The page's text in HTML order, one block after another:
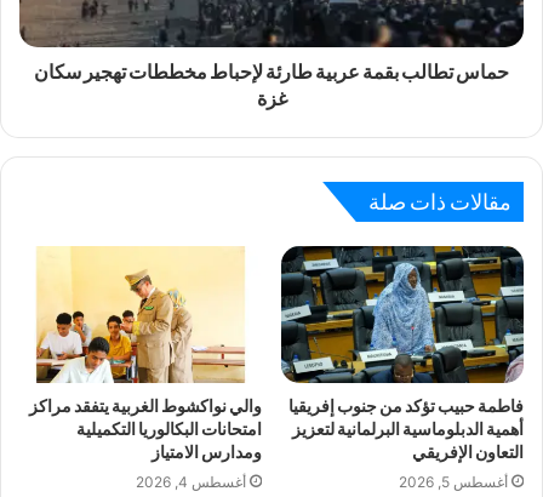
حماس تطالب بقمة عربية طارئة لإحباط مخططات تهجير سكان
غزة
مقالات ذات صلة
فاطمة حبيب تؤكد من جنوب إفريقيا
أهمية الدبلوماسية البرلمانية لتعزيز
التعاون الإفريقي
أغسطس 5, 2026
والي نواكشوط الغربية يتفقد مراكز
امتحانات البكالوريا التكميلية
ومدارس الامتياز
أغسطس 4, 2026